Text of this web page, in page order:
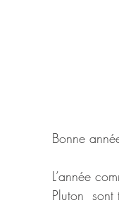
Bonne
L’année
Pluton